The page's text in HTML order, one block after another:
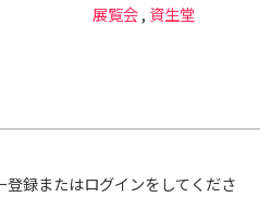
展覧会, 資生堂
登録またはログインをしてくださ